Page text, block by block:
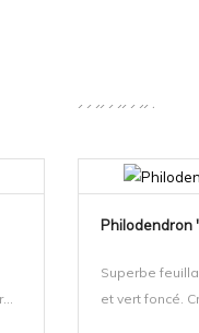
Philodendron
Superbe
et vert foncé.